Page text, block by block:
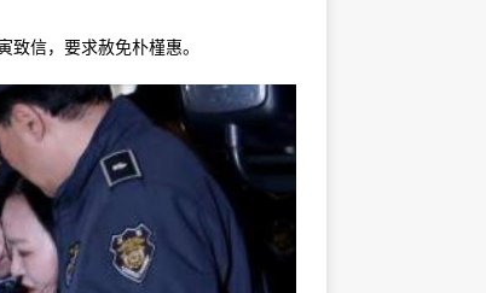
信，要求赦免朴槿惠。